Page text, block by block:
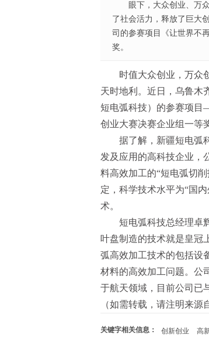
眼下，大众创业、万
了社会活力，释放了巨大
司的参赛项目《让世界不
奖。
时值大众创业，万众
天时地利。近日，乌鲁木
短电弧科技）的参赛项目
创业大赛决赛企业组一等
据了解，新疆短电弧
发及应用的高科技企业，
料高效加工的“短电弧切
定，科学技术水平为“国
术。
短电弧科技总经理卓
叶盘制造的技术就是皇冠
弧高效加工技术的包括设
材料的高效加工问题。公
于航天领域，目前公司已
（如需转载，请注明来源
关键字相关信息： 创新创业 高